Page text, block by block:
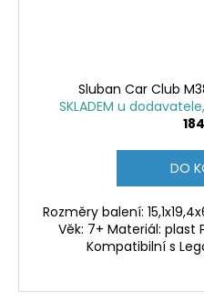
Sluban Car Club
SKLADEM u
DO
Rozměry balení:
Věk: 7+ Materiál: plast
Kompatibilní s